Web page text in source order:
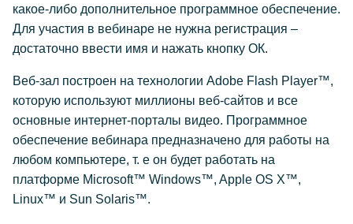
какое-либо дополнительное программное обеспечение.
Для участия в вебинаре не нужна регистрация –
достаточно ввести имя и нажать кнопку ОК.
Веб-зал построен на технологии Adobe Flash Player™,
которую используют миллионы веб-сайтов и все
основные интернет-порталы видео. Программное
обеспечение вебинара предназначено для работы на
любом компьютере, т. е он будет работать на
платформе Microsoft™ Windows™, Apple OS X™,
Linux™ и Sun Solaris™.